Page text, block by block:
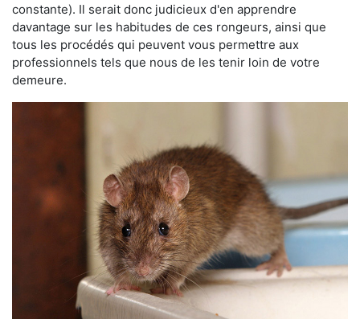
constante). Il serait donc judicieux d'en apprendre
davantage sur les habitudes de ces rongeurs, ainsi que
tous les procédés qui peuvent vous permettre aux
professionnels tels que nous de les tenir loin de votre
demeure.